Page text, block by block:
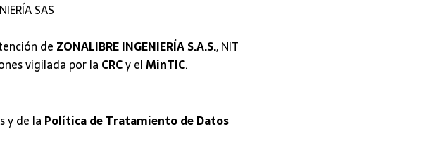
SAS
de ZONALIBRE INGENIERÍA S.A.S., NIT
vigilada por la CRCy elMinTIC.
y de la Política de Tratamiento de Datos